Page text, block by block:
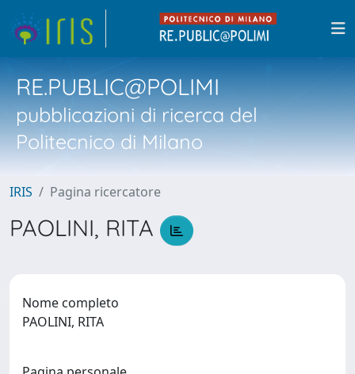
RE.PUBLIC@POLIMI
pubblicazioni di ricerca del
Politecnico di Milano
IRIS Pagina ricercatore
PAOLINI, RITA
Nome completo
PAOLINI, RITA